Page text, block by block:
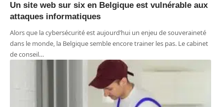
Un site web sur six en Belgique est vulnérable aux
attaques informatiques
Alors que la cybersécurité est aujourd’hui un enjeu de souveraineté
dans le monde, la Belgique semble encore trainer les pas. Le cabinet
de conseil…